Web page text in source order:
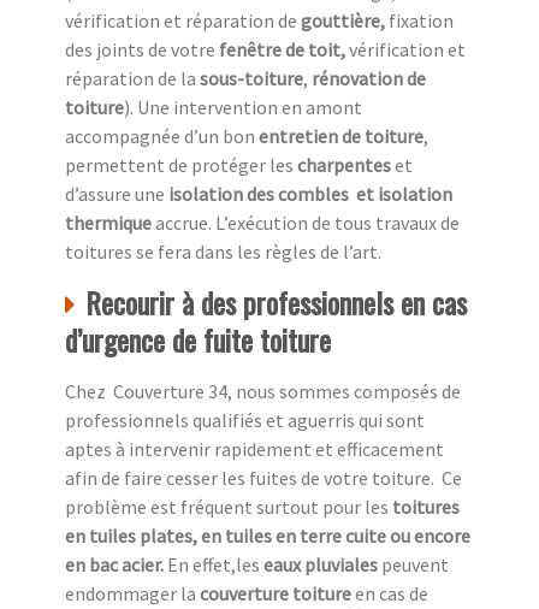
vérification et réparation de gouttière, fixation
des joints de votre fenêtre de toit,vérification et
réparation de la sous-toiture, rénovation de
toiture). Une intervention en amont
accompagnée d’un bon entretien de toiture,
permettent de protéger les charpenteset
d’assure une isolation des combles et isolation
thermiqueaccrue. L’exécution de tous travaux de
toitures se fera dans les règles de l’art.
Recourir à des professionnels en cas
d’urgence de fuite toiture
Chez Couverture 34, nous sommes composés de
professionnels qualifiés et aguerris qui sont
aptes à intervenir rapidement et efficacement
afin de faire cesser les fuites de votre toiture. Ce
problème est fréquent surtout pour les toitures
en tuiles plates, en tuiles en terre cuite ou encore
en bac acier. En effet,les eaux pluviales peuvent
endommager la couverture toitureen cas de